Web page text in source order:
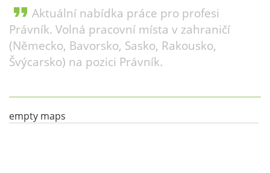
format_quote Aktuální nabídka práce pro profesi
Právník. Volná pracovní místa v zahraničí
(Německo, Bavorsko, Sasko, Rakousko,
Švýcarsko) na pozici Právník.
empty maps